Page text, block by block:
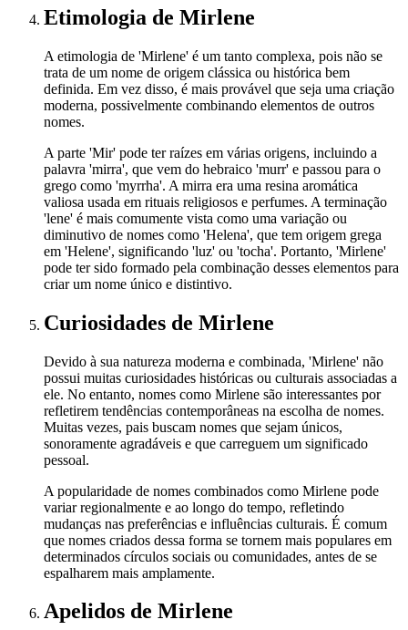
Etimologia de Mirlene
A etimologia de 'Mirlene' é um tanto complexa, pois não se
trata de um nome de origem clássica ou histórica bem
definida. Em vez disso, é mais provável que seja uma criação
moderna, possivelmente combinando elementos de outros
nomes.
A parte 'Mir' pode ter raízes em várias origens, incluindo a
palavra 'mirra', que vem do hebraico 'murr' e passou para o
grego como 'myrrha'. A mirra era uma resina aromática
valiosa usada em rituais religiosos e perfumes. A terminação
'lene' é mais comumente vista como uma variação ou
diminutivo de nomes como 'Helena', que tem origem grega
em 'Helene', significando 'luz' ou 'tocha'. Portanto, 'Mirlene'
pode ter sido formado pela combinação desses elementos para
criar um nome único e distintivo.
Curiosidades de Mirlene
Devido à sua natureza moderna e combinada, 'Mirlene' não
possui muitas curiosidades históricas ou culturais associadas a
ele. No entanto, nomes como Mirlene são interessantes por
refletirem tendências contemporâneas na escolha de nomes.
Muitas vezes, pais buscam nomes que sejam únicos,
sonoramente agradáveis e que carreguem um significado
pessoal.
A popularidade de nomes combinados como Mirlene pode
variar regionalmente e ao longo do tempo, refletindo
mudanças nas preferências e influências culturais. É comum
que nomes criados dessa forma se tornem mais populares em
determinados círculos sociais ou comunidades, antes de se
espalharem mais amplamente.
Apelidos de Mirlene